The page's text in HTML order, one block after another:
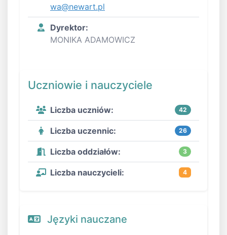
wa@newart.pl
Dyrektor:
MONIKA ADAMOWICZ
Uczniowie i nauczyciele
Liczba uczniów: 42
Liczba uczennic: 26
Liczba oddziałów: 3
Liczba nauczycieli: 4
Języki nauczane